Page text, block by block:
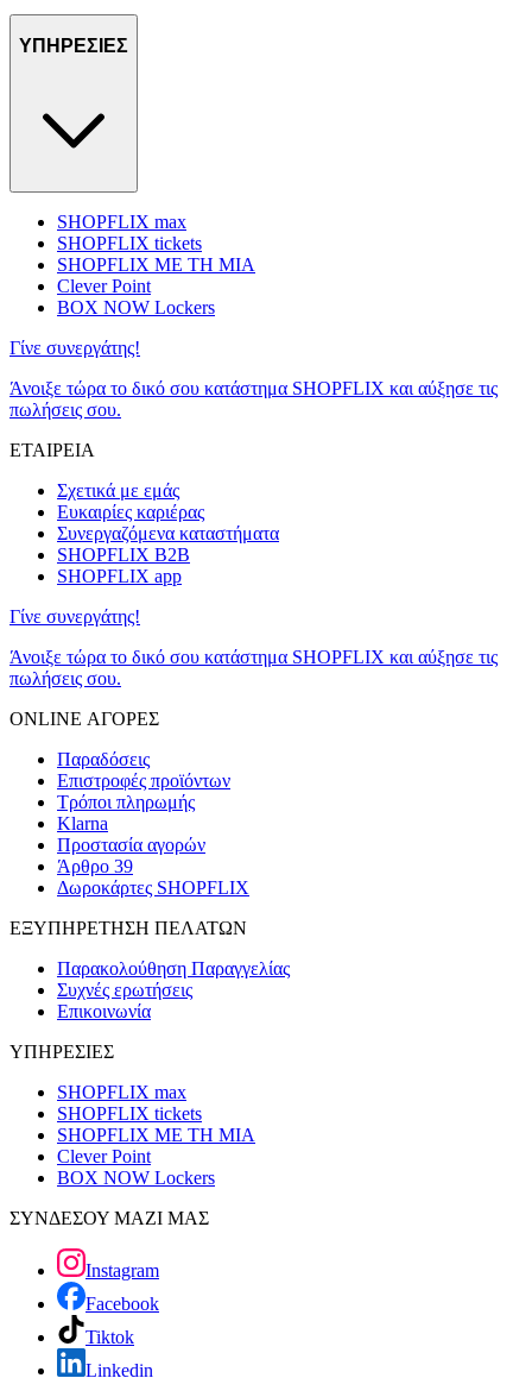
ΥΠΗΡΕΣΙΕΣ
SHOPFLIX max
SHOPFLIX tickets
SHOPFLIX ΜΕ ΤΗ ΜΙΑ
Clever Point
BOX NOW Lockers
Γίνε συνεργάτης!
Άνοιξε τώρα το δικό σου κατάστημα SHOPFLIX και αύξησε τις
πωλήσεις σου.
ΕΤΑΙΡΕΙΑ
Σχετικά με εμάς
Ευκαιρίες καριέρας
Συνεργαζόμενα καταστήματα
SHOPFLIX B2B
SHOPFLIX app
Γίνε συνεργάτης!
Άνοιξε τώρα το δικό σου κατάστημα SHOPFLIX και αύξησε τις
πωλήσεις σου.
ONLINE ΑΓΟΡΕΣ
Παραδόσεις
Επιστροφές προϊόντων
Τρόποι πληρωμής
Klarna
Προστασία αγορών
Άρθρο 39
Δωροκάρτες SHOPFLIX
ΕΞΥΠΗΡΕΤΗΣΗ ΠΕΛΑΤΩΝ
Παρακολούθηση Παραγγελίας
Συχνές ερωτήσεις
Επικοινωνία
ΥΠΗΡΕΣΙΕΣ
SHOPFLIX max
SHOPFLIX tickets
SHOPFLIX ΜΕ ΤΗ ΜΙΑ
Clever Point
BOX NOW Lockers
ΣΥΝΔΕΣΟΥ ΜΑΖΙ ΜΑΣ
Instagram
Facebook
Tiktok
Linkedin